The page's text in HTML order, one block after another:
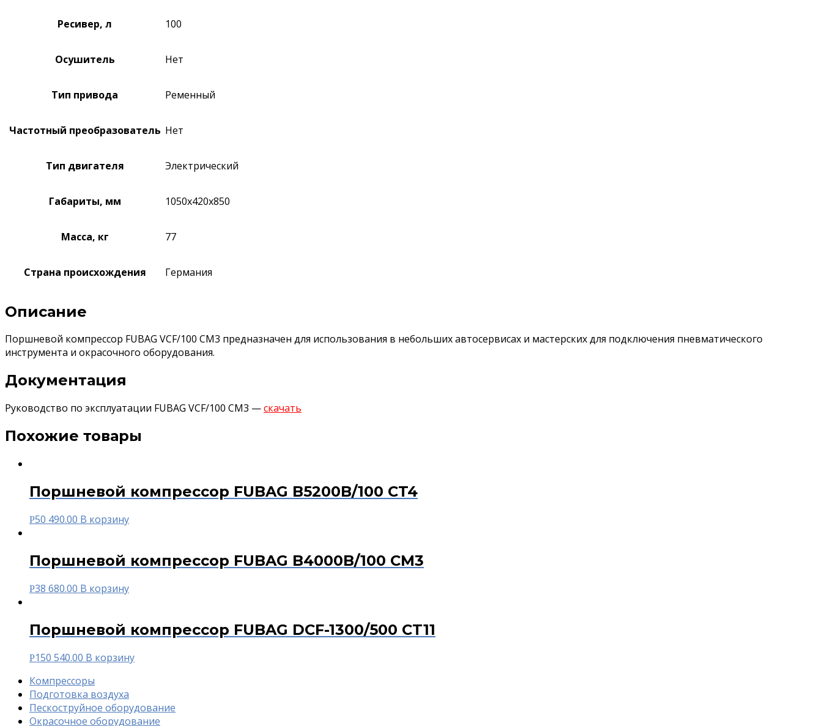
Ресивер, л 100
Осушитель Нет
Тип привода Ременный
Частотный преобразователь Нет
Тип двигателя Электрический
Габариты, мм 1050x420x850
Масса, кг 77
Страна происхождения Германия
Описание
Поршневой компрессор FUBAG VCF/100 CM3 предназначен для использования в небольших автосервисах и мастерских для подключения пневматического
инструмента и окрасочного оборудования.
Документация
Руководство по эксплуатации FUBAG VCF/100 CM3 —скачать
Похожие товары
Поршневой компрессор FUBAG B5200B/100 CT4
Р50 490.00 В корзину
Поршневой компрессор FUBAG B4000B/100 CM3
Р38 680.00 В корзину
Поршневой компрессор FUBAG DCF-1300/500 CT11
Р150 540.00 В корзину
Компрессоры
Подготовка воздуха
Пескоструйное оборудование
Окрасочное оборудование